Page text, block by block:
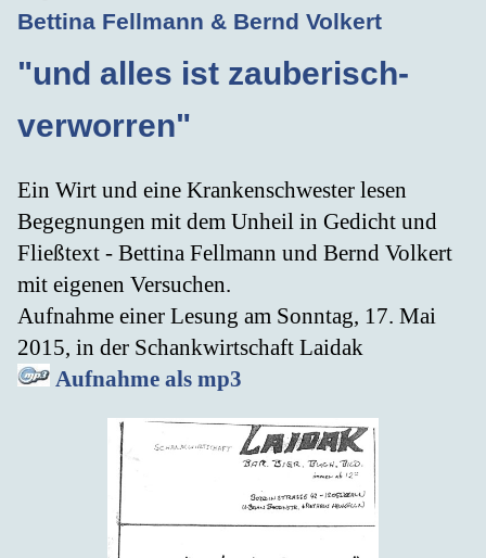
Bettina Fellmann & Bernd Volkert
"und alles ist zauberisch-
verworren"
Ein Wirt und eine Krankenschwester lesen
Begegnungen mit dem Unheil in Gedicht und
Fließtext - Bettina Fellmann und Bernd Volkert
mit eigenen Versuchen.
Aufnahme einer Lesung am Sonntag, 17. Mai
2015, in der Schankwirtschaft Laidak
Aufnahme als mp3